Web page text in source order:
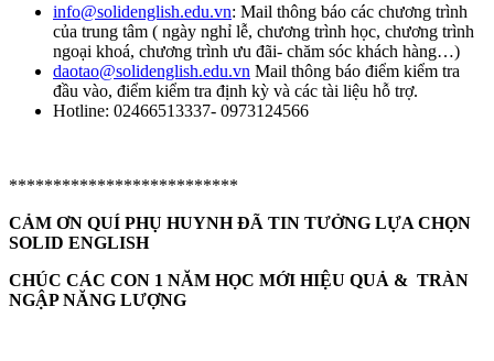
info@solidenglish.edu.vn: Mail thông báo các chương trình
của trung tâm ( ngày nghỉ lễ, chương trình học, chương trình
ngoại khoá, chương trình ưu đãi- chăm sóc khách hàng…)
daotao@solidenglish.edu.vn Mail thông báo điểm kiểm tra
đầu vào, điểm kiểm tra định kỳ và các tài liệu hỗ trợ.
Hotline: 02466513337- 0973124566
**************************
CẢM ƠN QUÍ PHỤ HUYNH ĐÃ TIN TƯỞNG LỰA CHỌN
SOLID ENGLISH
CHÚC CÁC CON 1 NĂM HỌC MỚI HIỆU QUẢ & TRÀN
NGẬP NĂNG LƯỢNG